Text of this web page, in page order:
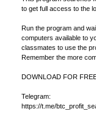
to get full access to the
Run the program and
computers available to
classmates to use the
Remember the more
DOWNLOAD FOR
Telegram:
https://t.me/